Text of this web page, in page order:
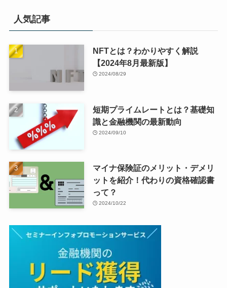
人気記事
NFTとは？わかりやすく解説
【2024年8月最新版】
2024/08/29
短期プライムレートとは？基礎知
識と金融機関の最新動向
2024/09/10
マイナ保険証のメリット・デメリ
ットを紹介！代わりの資格確認書
って？
2024/10/22